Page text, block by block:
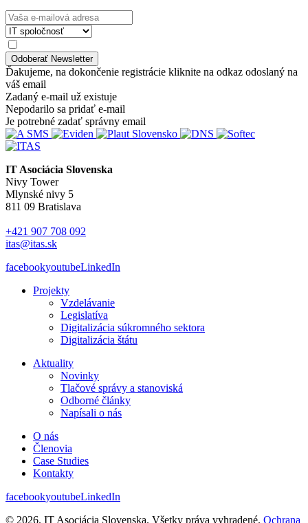
Ďakujeme, na dokončenie registrácie kliknite na odkaz odoslaný na
váš email
Zadaný e-mail už existuje
Nepodarilo sa pridať e-mail
Je potrebné zadať správny email
IT Asociácia Slovenska
Nivy Tower
Mlynské nivy 5
811 09 Bratislava
+421 907 708 092
itas@itas.sk
facebookyoutubeLinkedIn
Projekty
Vzdelávanie
Legislatíva
Digitalizácia súkromného sektora
Digitalizácia štátu
Aktuality
Novinky
Tlačové správy a stanoviská
Odborné články
Napísali o nás
O nás
Členovia
Case Studies
Kontakty
facebookyoutubeLinkedIn
© 2026. IT Asociácia Slovenska. Všetky práva vyhradené. Ochrana